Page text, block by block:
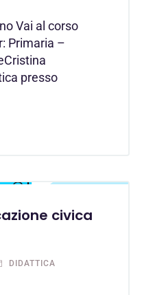
Vai al corso
Primaria –
presso
civica
DIDATTICA